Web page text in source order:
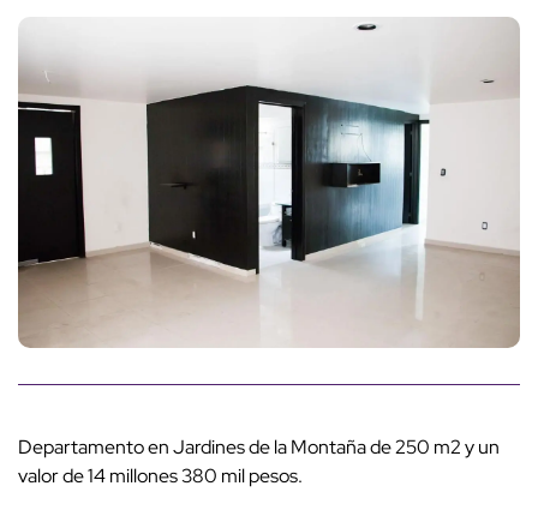
Departamento en Jardines de la Montaña de 250 m2 y un
valor de 14 millones 380 mil pesos.